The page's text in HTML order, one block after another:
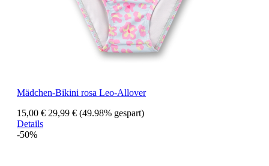
Mädchen-Bikini rosa Leo-Allover
15,00 € 29,99 € (49.98% gespart)
Details
-50%